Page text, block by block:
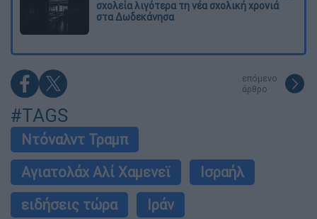
σχολεία λιγότερα τη νέα σχολική χρονιά
στα Δωδεκάνησα
επόμενο
άρθρο
#TAGS
Ντόναλντ Τραμπ
Αγιατολάχ Αλί Χαμενεϊ
Ισραήλ
ειδήσεις τώρα
Ιράν